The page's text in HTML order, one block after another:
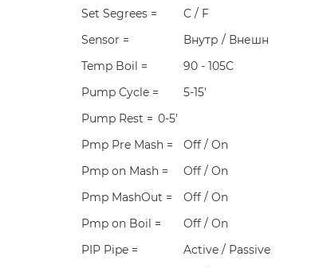
Set Segrees =
C / F
Sensor =
Внутр / Внешн
Temp Boil =
90 - 105C
Pump Cycle =
5-15'
Pump Rest = 0-5'
Pmp Pre Mash =
Off / On
Pmp on Mash =
Off / On
Pmp MashOut =
Off / On
Pmp on Boil =
Off / On
PIP Pipe =
Active / Passive